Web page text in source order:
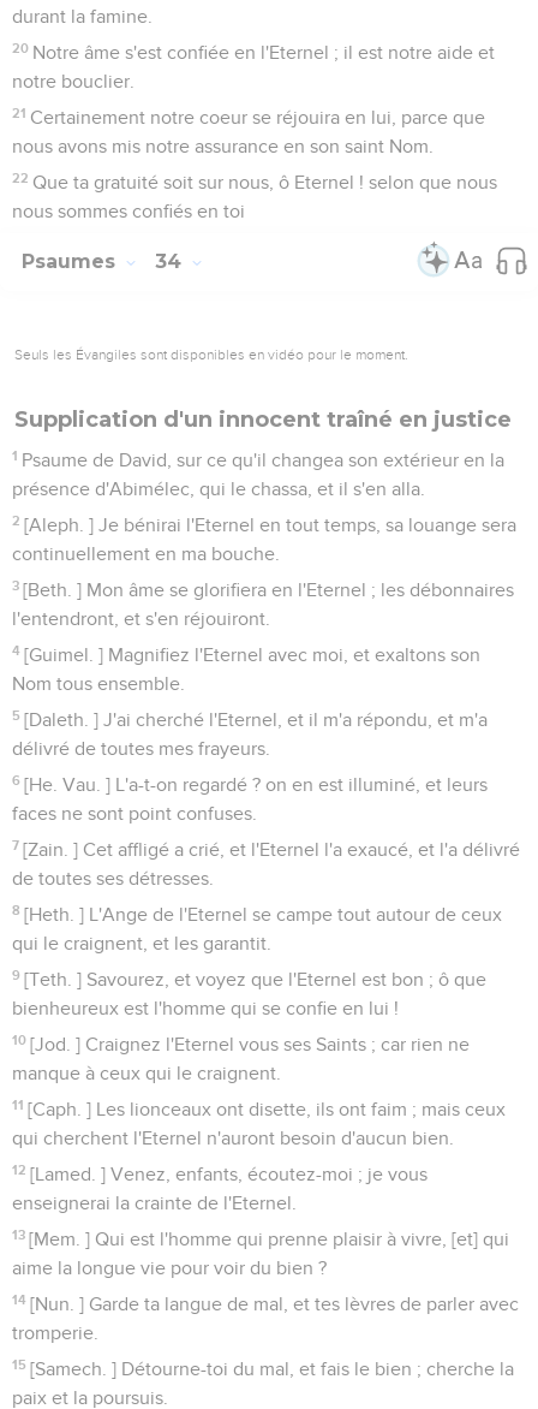
durant la famine.
20 Notre âme s'est confiée en l'Eternel ; il est notre aide et
notre bouclier.
21 Certainement notre coeur se réjouira en lui, parce que
nous avons mis notre assurance en son saint Nom.
22 Que ta gratuité soit sur nous, ô Eternel ! selon que nous
nous sommes confiés en toi
Psaumes 34
Seuls les Évangiles sont disponibles en vidéo pour le moment.
Supplication d'un innocent traîné en justice
1 Psaume de David, sur ce qu'il changea son extérieur en la
présence d'Abimélec, qui le chassa, et il s'en alla.
2 [Aleph. ] Je bénirai l'Eternel en tout temps, sa louange sera
continuellement en ma bouche.
3 [Beth. ] Mon âme se glorifiera en l'Eternel ; les débonnaires
l'entendront, et s'en réjouiront.
4 [Guimel. ] Magnifiez l'Eternel avec moi, et exaltons son
Nom tous ensemble.
5 [Daleth. ] J'ai cherché l'Eternel, et il m'a répondu, et m'a
délivré de toutes mes frayeurs.
6 [He. Vau. ] L'a-t-on regardé ? on en est illuminé, et leurs
faces ne sont point confuses.
7 [Zain. ] Cet affligé a crié, et l'Eternel l'a exaucé, et l'a délivré
de toutes ses détresses.
8 [Heth. ] L'Ange de l'Eternel se campe tout autour de ceux
qui le craignent, et les garantit.
9 [Teth. ] Savourez, et voyez que l'Eternel est bon ; ô que
bienheureux est l'homme qui se confie en lui !
10 [Jod. ] Craignez l'Eternel vous ses Saints ; car rien ne
manque à ceux qui le craignent.
11 [Caph. ] Les lionceaux ont disette, ils ont faim ; mais ceux
qui cherchent l'Eternel n'auront besoin d'aucun bien.
12 [Lamed. ] Venez, enfants, écoutez-moi ; je vous
enseignerai la crainte de l'Eternel.
13 [Mem. ] Qui est l'homme qui prenne plaisir à vivre, [et] qui
aime la longue vie pour voir du bien ?
14 [Nun. ] Garde ta langue de mal, et tes lèvres de parler avec
tromperie.
15 [Samech. ] Détourne-toi du mal, et fais le bien ; cherche la
paix et la poursuis.